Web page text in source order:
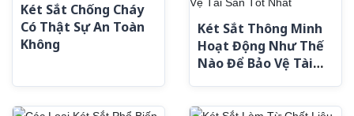
Két Sắt Chống Cháy
Có Thật Sự An Toàn
Không
Két Sắt Thông Minh
Hoạt Động Như Thế
Nào Để Bảo Vệ Tài